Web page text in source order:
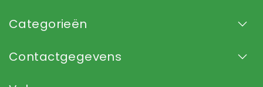
Categorieën
Contactgegevens